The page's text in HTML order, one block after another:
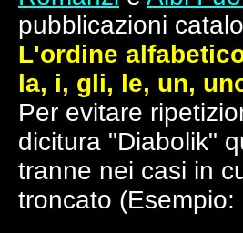
pubblicazioni
L'ordine
la, i, gli, le, un,
Per evitare
dicitura "Diabolik"
tranne nei casi in
troncato